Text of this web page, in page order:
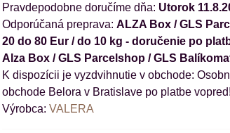
Pravdepodobne doručíme dňa: Utorok
ALZA Box / GLS
20 do 80 Eur / do 10 kg - doručenie po
Alza Box / GLS Parcelshop / GLS
obchode Belora v Bratislave po platbe vopred!
Výrobca: VALERA